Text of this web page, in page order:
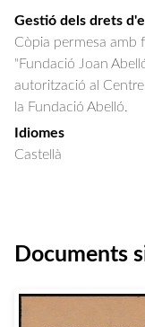
Gestió dels drets
Còpia permesa amb
"Fundació Joan
autorització al
la Fundació Abelló.
Idiomes
Castellà
Documents